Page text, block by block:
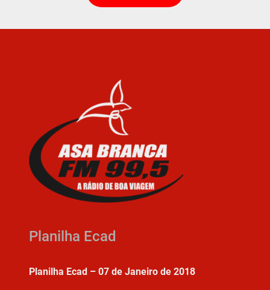
Planilha Ecad
Planilha Ecad – 07 de Janeiro de 2018